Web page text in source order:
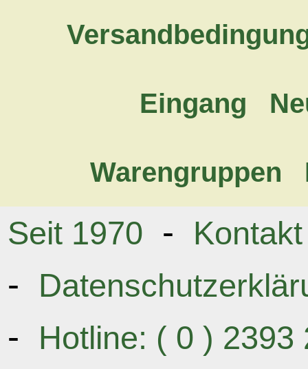
Eingang
Warengruppen
Seit 1970 - Kontakt
-
- Hotline: ( 0 )